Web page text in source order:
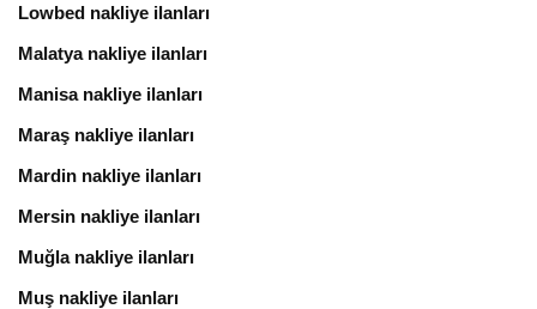
Lowbed nakliye ilanları
Malatya nakliye ilanları
Manisa nakliye ilanları
Maraş nakliye ilanları
Mardin nakliye ilanları
Mersin nakliye ilanları
Muğla nakliye ilanları
Muş nakliye ilanları